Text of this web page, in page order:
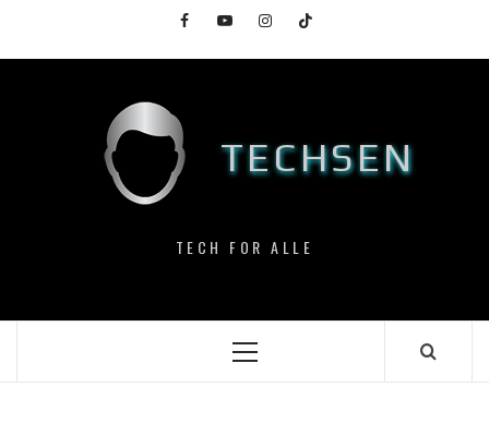
content
FacebookYouTubeInstagramTikTok
TECHSEN
TECH FOR ALLE
Primary